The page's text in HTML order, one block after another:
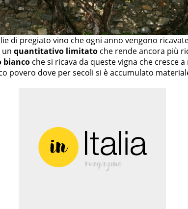
di pregiato vino che ogni anno vengono
un quantitativo limitato che rende ancora più
bianco che si ricava da queste vigna che cresce
povero dove per secoli si è accumulato